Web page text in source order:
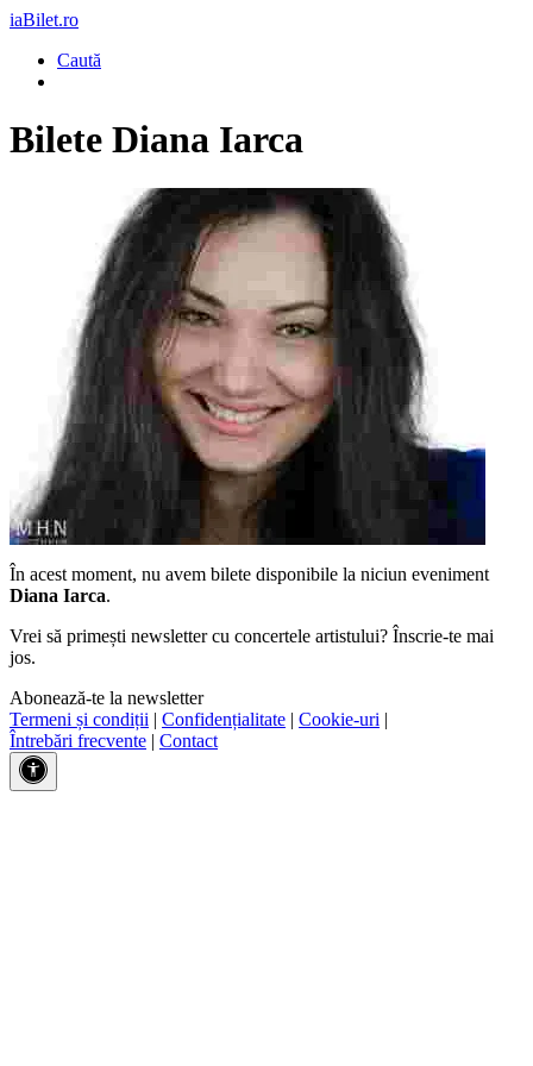
iaBilet.ro
Caută
Bilete Diana Iarca
În acest moment, nu avem bilete disponibile la niciun eveniment
Diana Iarca.
Vrei să primești newsletter cu concertele artistului? Înscrie-te mai
jos.
Abonează-te la newsletter
Termeni și condiții | Confidențialitate | Cookie-uri |
Întrebări frecvente | Contact